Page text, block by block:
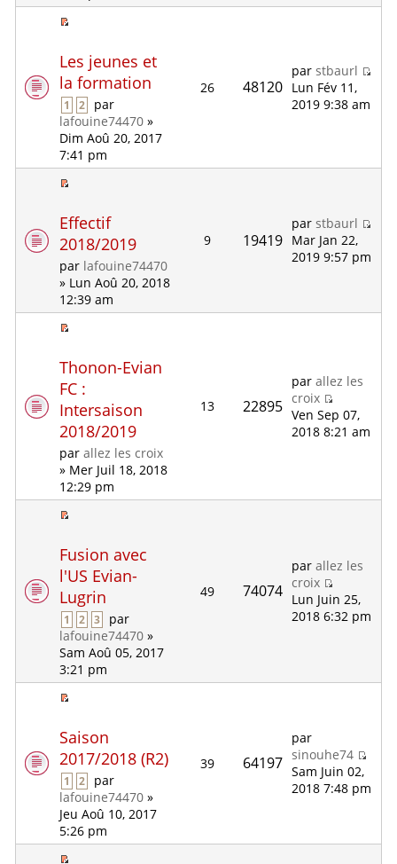
Les jeunes et
la formation
1 2
par
lafouine74470 »
Dim Aoû 20, 2017
7:41 pm
26 48120
parstbaurl
Lun Fév 11,
2019 9:38 am
Effectif
2018/2019
par lafouine74470
» Lun Aoû 20, 2018
12:39 am
9 19419
parstbaurl
Mar Jan 22,
2019 9:57 pm
Thonon-Evian
FC :
Intersaison
2018/2019
parallez les croix
» Mer Juil 18, 2018
12:29 pm
13 22895
parallez les
croix
Ven Sep 07,
2018 8:21 am
Fusion avec
l'US Evian-
Lugrin
1 2 3
par
lafouine74470 »
Sam Aoû 05, 2017
3:21 pm
49 74074
parallez les
croix
Lun Juin 25,
2018 6:32 pm
Saison
2017/2018 (R2)
1 2
par
lafouine74470 »
Jeu Aoû 10, 2017
5:26 pm
39 64197
par
sinouhe74
Sam Juin 02,
2018 7:48 pm